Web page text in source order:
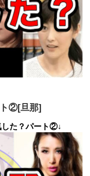
②[旦那]
した？パート②↓